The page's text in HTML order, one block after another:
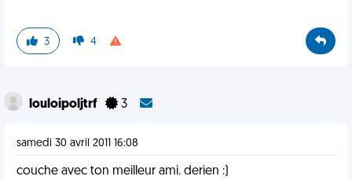
3 4
louloipoljtrf 3
samedi 30 avril 2011 16:08
couche avec ton meilleur ami. derien :)